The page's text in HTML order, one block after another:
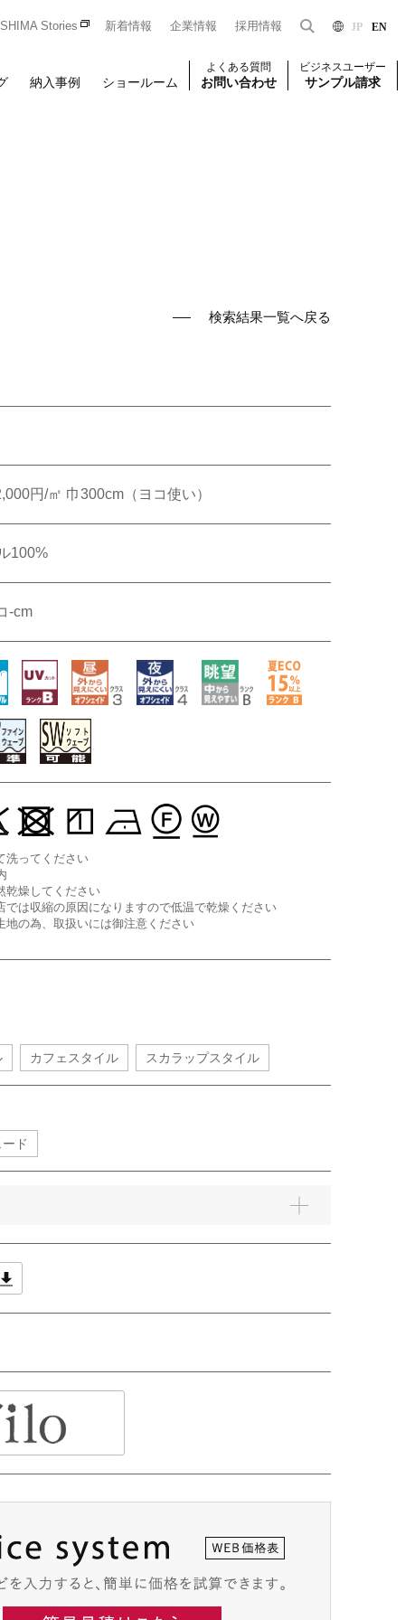
Stories 新着情報 企業情報 採用情報 JP EN
壁装
椅子張り
納入事例 ショールーム
よくある質問
お問い合わせ
ビジネスユーザー
サンプル請求
検索結果一覧へ戻る
円/㎡ 巾300cm（ヨコ使い）
100%
-cm
洗ってください
乾燥してください
では収縮の原因になりますので低温で乾燥ください
地の為、取扱いには御注意ください
カフェスタイル スカラップスタイル
ド